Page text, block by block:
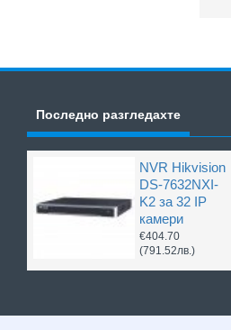
Последно разгледахте
NVR Hikvision
DS-7632NXI-
K2 за 32 IP
камери
€404.70
(791.52лв.)